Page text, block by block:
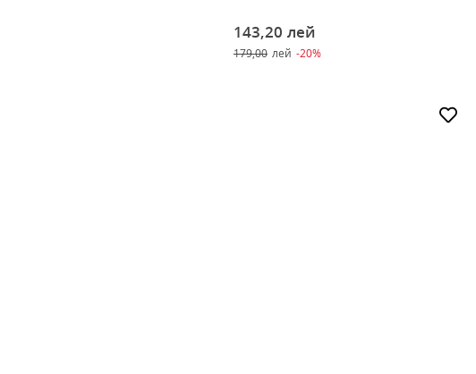
143,20 лей
179,00 лей -20%